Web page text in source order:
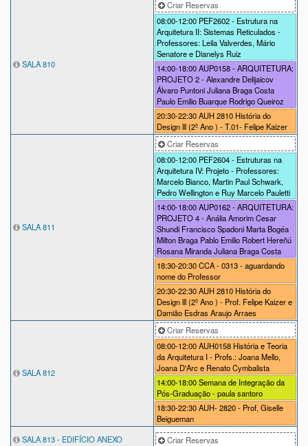
SALA 810
Criar Reservas
08:00-12:00 PEF2602 - Estrutura na
Arquitetura II: Sistemas Reticulados -
Professores: Leila Valverdes, Mário
Senatore e Dianelys Ruiz
14:00-18:00AUP0158 - ARQUITETURA:
PROJETO 2 - Alexandre Delijaicov
Álvaro Puntoni Juliana Braga Costa
Paulo Emilio Buarque Rodrigo Queiroz
20:30-22:30AUH 2810 História do
Design lll (2º Ano ) - T.01- Felipe Kaizer
SALA 811
Criar Reservas
08:00-12:00 PEF2604 - Estruturas na
Arquitetura IV: Projeto - Professores:
Marcelo Bianco, Martin Paul Schwark,
Pedro Wellington e Ruy Marcelo Pauletti
14:00-18:00AUP0162 - ARQUITETURA:
PROJETO 4 - Anália Amorim Cesar
Shundi Francisco Spadoni Marta Bogéa
Milton Braga Pablo Emilio Robert Hereñú
Rosana Miranda Juliana Braga Costa
18:30-20:30CCA - 0313 - aguardando
nome do Professor
20:30-22:30AUH 2810 História do
Design lll (2º Ano ) - Prof. Felipe Kaizer e
Damião Esdras Araujo Arraes
SALA 812
Criar Reservas
08:00-12:00AUH0158 História e Teoria
da Arquitetura I - Profs.: Joana Mello,
Joana D'Arc e Renato Cymbalista
14:00-18:00Semana de Integração da
Pós-Graduação - paula santoro
18:30-22:30AUH- 2820 - Prof, Giselle
Beigueman
SALA 813 - EDIFÍCIO ANEXO
Criar Reservas